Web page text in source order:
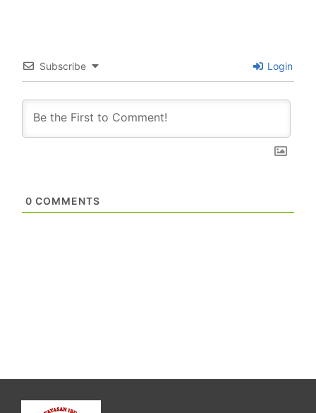
Subscribe Login
0 COMMENTS